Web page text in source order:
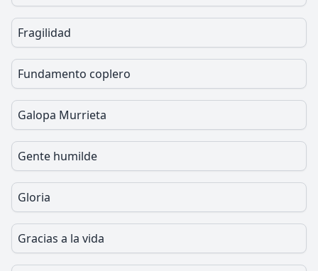
Fragilidad
Fundamento coplero
Galopa Murrieta
Gente humilde
Gloria
Gracias a la vida